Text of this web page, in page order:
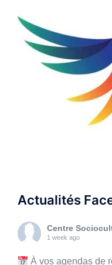
Actualités
Centre
1 week ago
À vos agendas de